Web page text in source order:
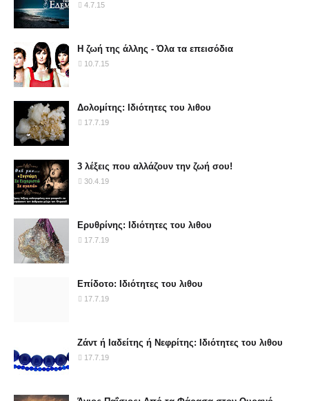
4.7.15
Η ζωή της άλλης - Όλα τα επεισόδια
10.7.15
Δολομίτης: Ιδιότητες του λιθου
17.7.19
3 λέξεις που αλλάζουν την ζωή σου!
30.4.19
Ερυθρίνης: Ιδιότητες του λιθου
17.7.19
Επίδοτο: Ιδιότητες του λιθου
17.7.19
Ζάντ ή Ιαδείτης ή Νεφρίτης: Ιδιότητες του λιθου
17.7.19